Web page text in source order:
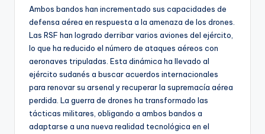
Ambos bandos han incrementado sus capacidades de
defensa aérea en respuesta a la amenaza de los drones.
Las RSF han logrado derribar varios aviones del ejército,
lo que ha reducido el número de ataques aéreos con
aeronaves tripuladas. Esta dinámica ha llevado al
ejército sudanés a buscar acuerdos internacionales
para renovar su arsenal y recuperar la supremacía aérea
perdida. La guerra de drones ha transformado las
tácticas militares, obligando a ambos bandos a
adaptarse a una nueva realidad tecnológica en el